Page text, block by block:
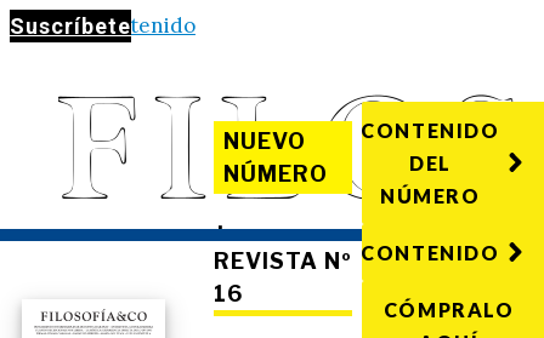
Suscríbete
Saltar al contenido
NUEVO
NÚMERO
·
REVISTA Nº
16
CONTENIDO
DEL
NÚMERO
CONTENIDO
CÓMPRALO